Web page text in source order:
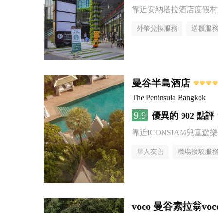
靠近安納塔拉酒店度假
外幣兌換服務 送機服務
曼谷半島酒店
The Peninsula Bangkok
9.9 優異的 902 點評
靠近ICONSIAM兒童遊
華人友善 機場接駁服務
voco 曼谷素拉翁